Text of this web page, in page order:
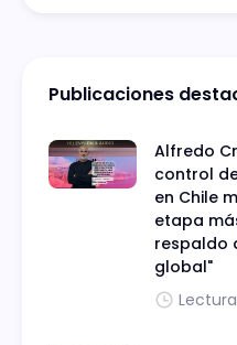
Publicaciones
Alfredo
control
en Chile
etapa
respaldo
global"